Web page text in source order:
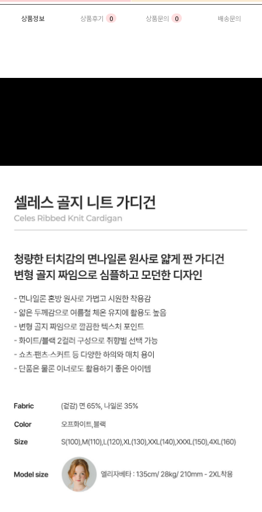
상품정보 상품후기 0 상품문의 0 배송문의